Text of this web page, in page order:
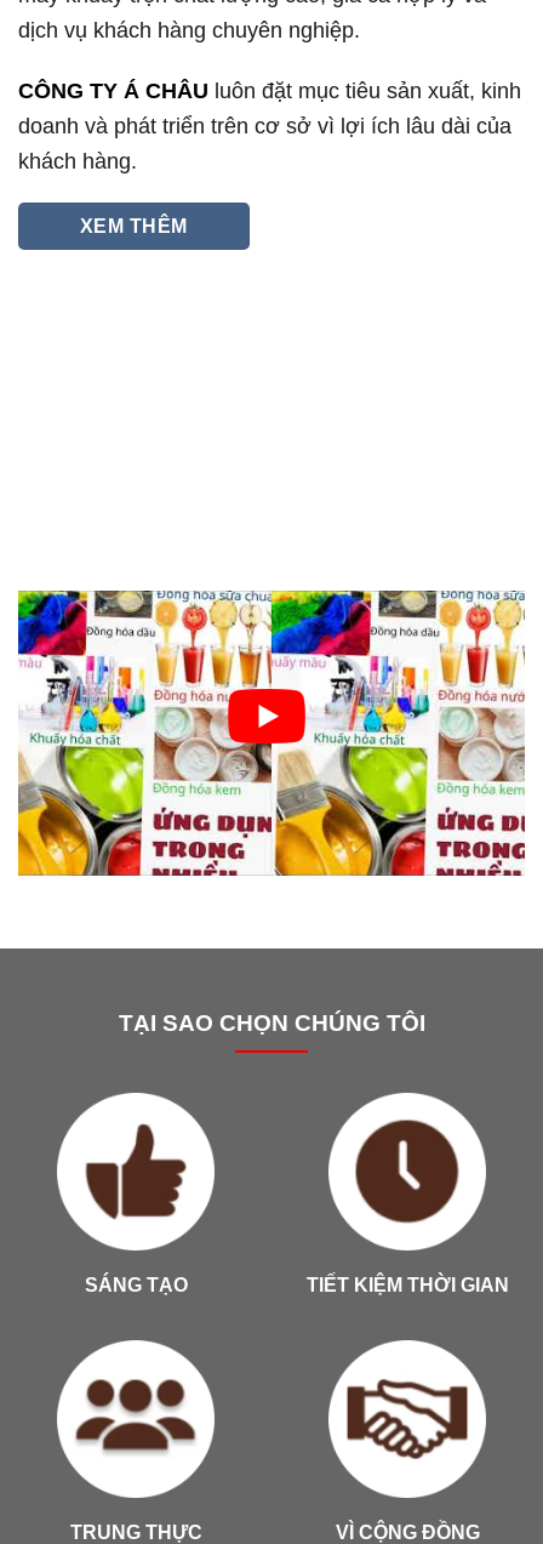
dịch vụ khách hàng chuyên nghiệp.
CÔNG TY Á CHÂU luôn đặt mục tiêu sản xuất, kinh
doanh và phát triển trên cơ sở vì lợi ích lâu dài của
khách hàng.
XEM THÊM
TẠI SAO CHỌN CHÚNG TÔI
SÁNG TẠO TIẾT KIỆM THỜI GIAN
TRUNG THỰC VÌ CỘNG ĐỒNG